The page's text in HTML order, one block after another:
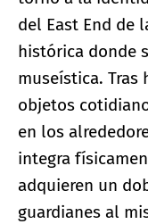
del East End de
histórica donde
museística. Tras
objetos
en los
integra
adquieren un
guardianes al